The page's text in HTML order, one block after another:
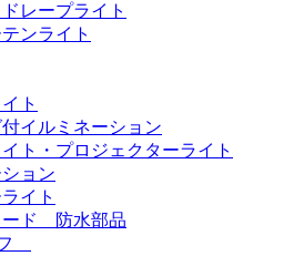
レープライト
ンライト
ト
イルミネーション
ト・プロジェクターライト
ョン
イト
ド 防水部品
フ